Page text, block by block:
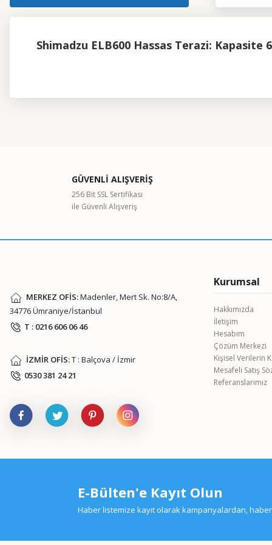
Shimadzu ELB600 Hassas Terazi: Kapasite
Ürün açıklamasında eksik bilgiler bulunuyor.
Ürün bilgilerinde hatalar bulunuyor.
GÜVENLİ ALIŞVERİŞ
256 Bit SSL Sertifikası
ile Güvenli Alışveriş
MERKEZ OFİS:Madenler, Mert Sk. No:8/A,
34776 Ümraniye/İstanbul
T : 0216 606 06 46
İZMİR OFİS:T : Balçova / İzmir
0530 381 24 21
Kurumsal
Hakkımızda
İletişim
Hesabım
Çözüm Merkezi
Kişisel Verilerin
Mesafeli Satış
Referanslarımız
E-Bülten'e Kayıt Olun
Haber listemize kayıt olarak kampanyalardan,